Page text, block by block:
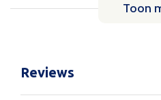
Toon
Reviews